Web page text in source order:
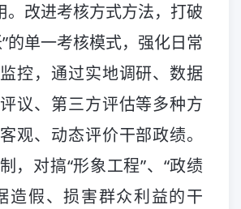
。改进考核方式方法，打破
的单一考核模式，强化日常
控，通过实地调研、数据
议、第三方评估等多种方
观、动态评价干部政绩。
，对搞“形象工程”、“政绩
造假、损害群众利益的干